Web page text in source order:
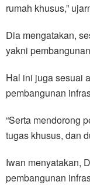
rumah khusus,”
Dia mengatakan,
yakni
Hal ini juga sesuai
pembangunan
“Serta mendorong
tugas khusus, dan
Iwan menyatakan,
pembangunan